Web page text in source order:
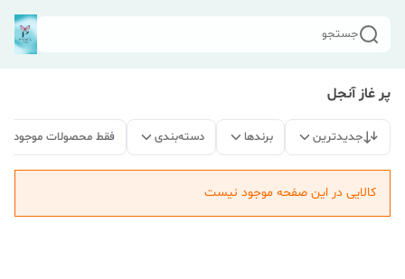
جستجو
پر غاز آنجل
جدیدترین برندها دسته‌بندی فقط محصولات موجود
کالایی در این صفحه موجود نیست